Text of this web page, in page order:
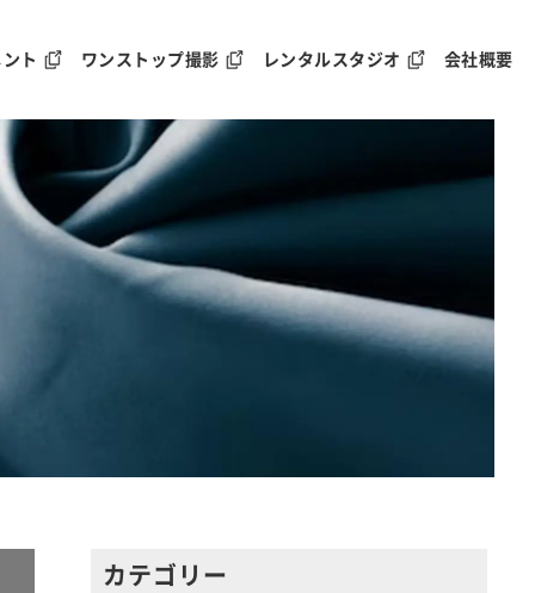
ト ワンストップ撮影 レンタルスタジオ 会社概要
カテゴリー